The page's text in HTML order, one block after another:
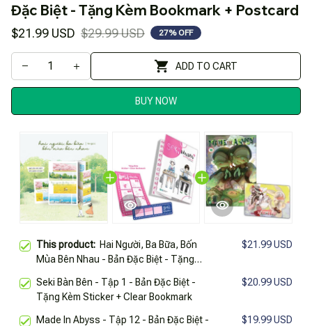
Đặc Biệt - Tặng Kèm Bookmark + Postcard
$21.99 USD $29.99 USD 27% OFF
ADD TO CART
BUY NOW
This product: Hai Người, Ba Bữa, Bốn
Mùa Bên Nhau - Bản Đặc Biệt - Tặng
$21.99 USD
Seki Bàn Bên - Tập 1 - Bản Đặc Biệt -
Tặng Kèm Sticker + Clear Bookmark
$20.99 USD
Made In Abyss - Tập 12 - Bản Đặc Biệt -
$19.99 USD